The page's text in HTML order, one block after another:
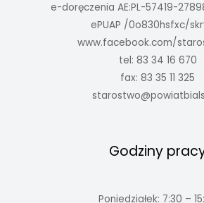
e-doręczenia AE:PL-57419-
ePUAP /0o830hsfxc/
www.facebook.com/
tel: 83 34 16 670
fax: 83 35 11 325
Godziny
Poniedziałek: 7:30 –